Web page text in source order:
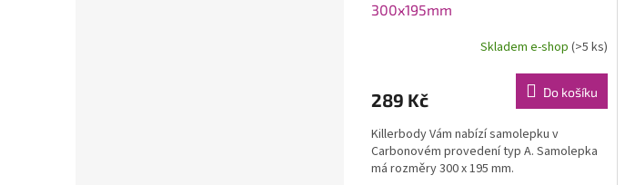
300x195mm
Skladem e-shop (>5 ks)
289 Kč Do košíku
Killerbody Vám nabízí samolepku v
Carbonovém provedení typ A. Samolepka
má rozměry 300 x 195 mm.